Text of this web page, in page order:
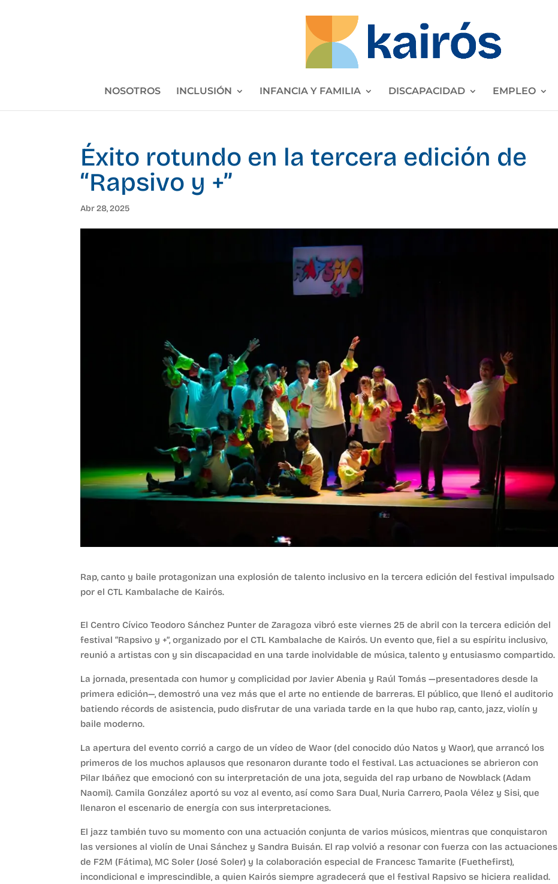
NOSOTROS INCLUSIÓN INFANCIA Y FAMILIA DISCAPACIDAD EMPLEO
Éxito rotundo en la tercera edición de
“Rapsivo y +”
Abr 28, 2025
Rap, canto y baile protagonizan una explosión de talento inclusivo en la tercera edición del festival impulsado
por el CTL Kambalache de Kairós.
El Centro Cívico Teodoro Sánchez Punter de Zaragoza vibró este viernes 25 de abril con la tercera edición del
festival “Rapsivo y +”, organizado por el CTL Kambalache de Kairós. Un evento que, fiel a su espíritu inclusivo,
reunió a artistas con y sin discapacidad en una tarde inolvidable de música, talento y entusiasmo compartido.
La jornada, presentada con humor y complicidad por Javier Abenia y Raúl Tomás —presentadores desde la
primera edición—, demostró una vez más que el arte no entiende de barreras. El público, que llenó el auditorio
batiendo récords de asistencia, pudo disfrutar de una variada tarde en la que hubo rap, canto, jazz, violín y
baile moderno.
La apertura del evento corrió a cargo de un vídeo de Waor (del conocido dúo Natos y Waor), que arrancó los
primeros de los muchos aplausos que resonaron durante todo el festival. Las actuaciones se abrieron con
Pilar Ibáñez que emocionó con su interpretación de una jota, seguida del rap urbano de Nowblack (Adam
Naomi). Camila González aportó su voz al evento, así como Sara Dual, Nuria Carrero, Paola Vélez y Sisi, que
llenaron el escenario de energía con sus interpretaciones.
El jazz también tuvo su momento con una actuación conjunta de varios músicos, mientras que conquistaron
las versiones al violín de Unai Sánchez y Sandra Buisán. El rap volvió a resonar con fuerza con las actuaciones
de F2M (Fátima), MC Soler (José Soler) y la colaboración especial de Francesc Tamarite (Fuethefirst),
incondicional e imprescindible, a quien Kairós siempre agradecerá que el festival Rapsivo se hiciera realidad.